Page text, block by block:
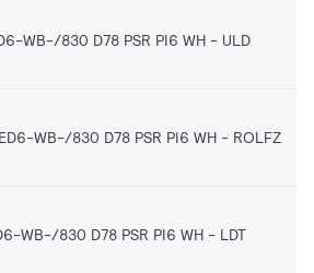
WB-/830 D78 PSR PI6 WH ULD
WB-/830 D78 PSR PI6 WH ROLFZ
WB-/830 D78 PSR PI6 WH LDT